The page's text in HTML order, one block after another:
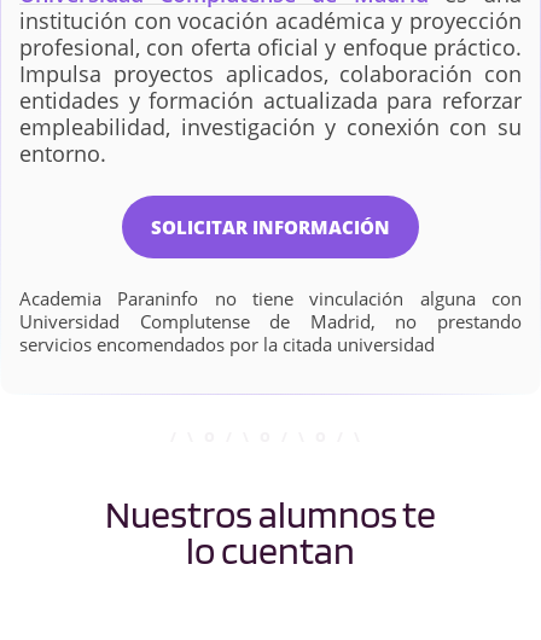
Economía - Relaciones
Internacionales (RRII)
Enfermería
Estadística Aplicada Farmacia
Filosofía
Finanzas, Banca y
Seguros
Física Fisioterapia
Ingeniería de Datos e
Inteligencia Artificial
Ingeniería de
Materiales
institución con vocación académica y proyección
profesional, con oferta oficial y enfoque práctico.
Impulsa proyectos aplicados, colaboración con
entidades y formación actualizada para reforzar
empleabilidad, investigación y conexión con su
entorno.
SOLICITAR INFORMACIÓN
Academia Paraninfo no tiene vinculación alguna con
Universidad Complutense de Madrid, no prestando
servicios encomendados por la citada universidad
Nuestros alumnos te
lo cuentan